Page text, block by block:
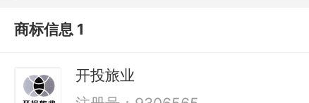
商标信息 1
开投旅业